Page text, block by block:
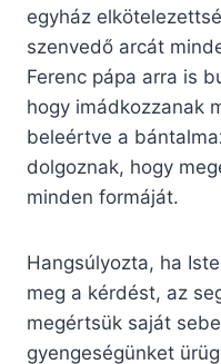
egyház
szenvedő arcát
Ferenc pápa arra is
hogy imádkozzanak
beleértve a
dolgoznak, hogy
minden formáját.
Hangsúlyozta, ha
meg a kérdést, az
megértsük saját
gyengeségünket